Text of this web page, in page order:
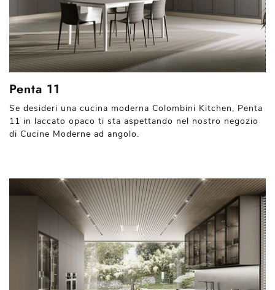
Penta 11
Se desideri una cucina moderna Colombini Kitchen, Penta
11 in laccato opaco ti sta aspettando nel nostro negozio
di Cucine Moderne ad angolo.